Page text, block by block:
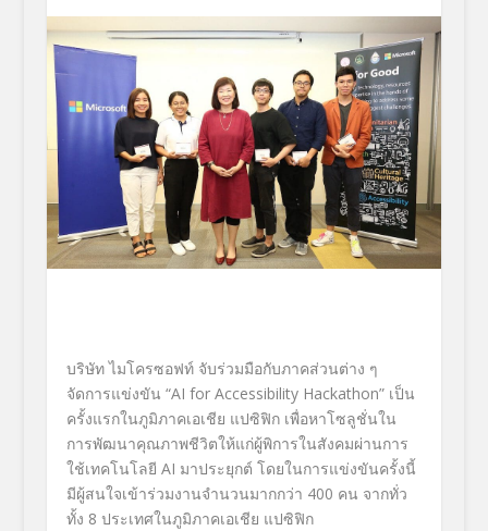
บริษัท ไมโครซอฟท์ จับร่วมมือกับภาคส่วนต่าง ๆ
จัดการแข่งขัน “AI for Accessibility Hackathon”เป็น
ครั้งแรกในภูมิภาคเอเชีย แปซิฟิก เพื่อหาโซลูชั่นใน
การพัฒนาคุณภาพชีวิตให้แก่ผู้พิการในสังคมผ่านการ
ใช้เทคโนโลยี AI มาประยุกต์ โดยในการแข่งขันครั้งนี้
มีผู้สนใจเข้าร่วมงานจำนวนมากกว่า 400 คน จากทั่ว
ทั้ง 8 ประเทศในภูมิภาคเอเชีย แปซิฟิก